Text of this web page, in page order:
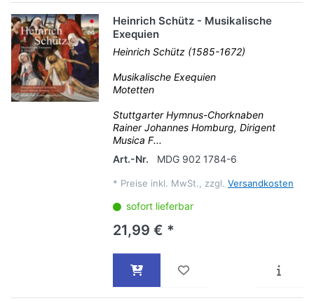
Heinrich Schütz - Musikalische
Exequien
Heinrich Schütz (1585-1672)
Musikalische Exequien
Motetten
Stuttgarter Hymnus-Chorknaben
Rainer Johannes Homburg, Dirigent
Musica F...
Art.-Nr.
MDG 902 1784-6
* Preise inkl. MwSt., zzgl. Versandkosten
sofort lieferbar
21,99 € *